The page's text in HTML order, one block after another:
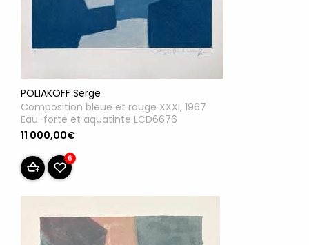
POLIAKOFF Serge
Composition bleue et rouge XXXI, 1967
Eau-forte et aquatinte LCD6676
11 000,00€
6